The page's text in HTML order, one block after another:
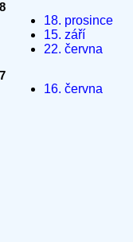
18. prosince
15. září
22. června
16. června